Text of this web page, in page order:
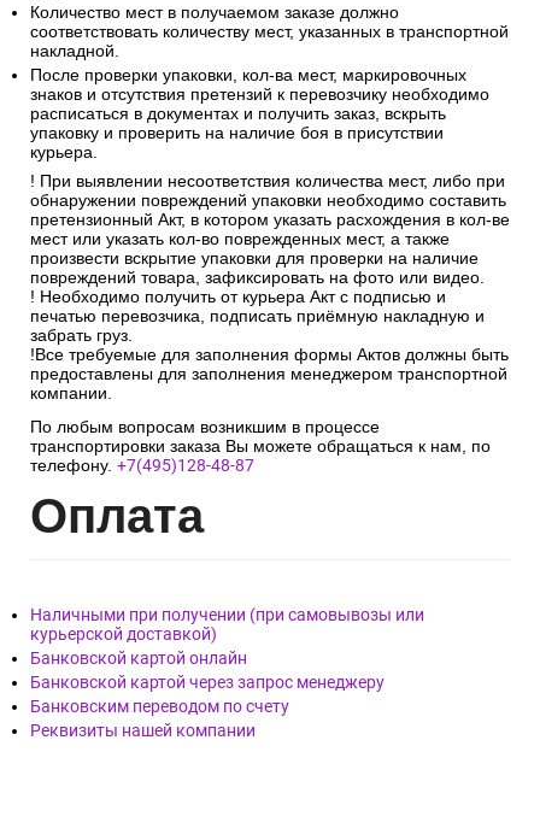
Количество мест в получаемом заказе должно
соответствовать количеству мест, указанных в транспортной
накладной.
После проверки упаковки, кол-ва мест, маркировочных
знаков и отсутствия претензий к перевозчику необходимо
расписаться в документах и получить заказ, вскрыть
упаковку и проверить на наличие боя в присутствии
курьера.
! При выявлении несоответствия количества мест, либо при
обнаружении повреждений упаковки необходимо составить
претензионный Акт, в котором указать расхождения в кол-ве
мест или указать кол-во поврежденных мест, а также
произвести вскрытие упаковки для проверки на наличие
повреждений товара, зафиксировать на фото или видео.
! Необходимо получить от курьера Акт с подписью и
печатью перевозчика, подписать приёмную накладную и
забрать груз.
!Все требуемые для заполнения формы Актов должны быть
предоставлены для заполнения менеджером транспортной
компании.
По любым вопросам возникшим в процессе
транспортировки заказа Вы можете обращаться к нам, по
телефону. +7(495)128-48-87
Оплата
Наличными при получении (при самовывозы или
курьерской доставкой)
Банковской картой онлайн
Банковской картой через запрос менеджеру
Банковским переводом по счету
Реквизиты нашей компании